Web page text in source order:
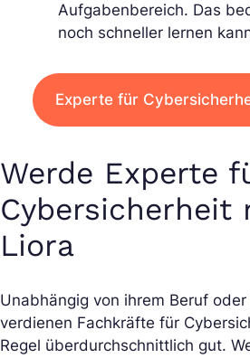
Aufgabenbereich. Das
noch schneller lernen
Experte für
Werde Experte
Cybersicherheit
Liora
Unabhängig von ihrem Beruf
verdienen Fachkräfte für
Regel überdurchschnittlich gut.